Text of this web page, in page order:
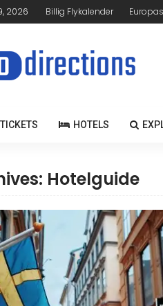
2026 Billig Flykalender
TICKETS HOTELS
Hotelguide